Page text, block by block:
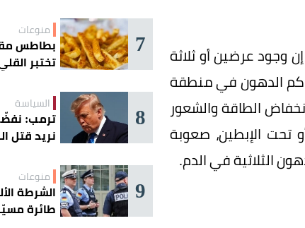
وجود عرضين أو ثلاثة
الدهون في منطقة
الطاقة والشعور
تحت الإبطين، صعوبة
الثلاثية في الدم.
7 منوعات
بطاطس
تختبر
8 السياسة
ترمب:
نريد قتل
9 منوعات
الشرطة
طائرة